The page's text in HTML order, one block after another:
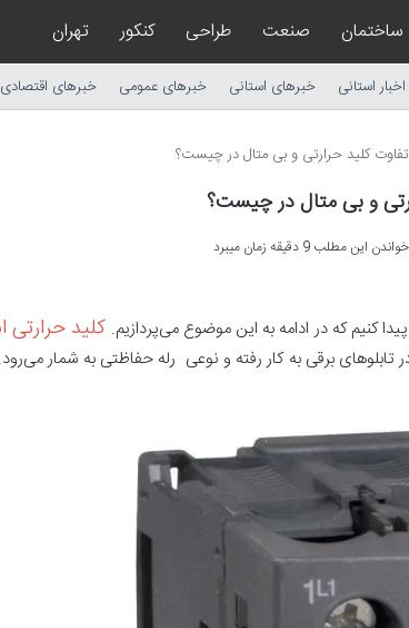
ساختمان صنعت طراحی کنکور تهران
استانی خبرهای استانی خبرهای عمومی خبرهای اقتصادی
تفاوت کلید حرارتی و بی متال در چیست؟
و بی متال در چیست؟
خواندن این مطلب 9 دقیقه زمان میبرد
کنیم که در ادامه به این موضوع می‌پردازیم. کلید حرارتی
تابلوهای برقی به کار رفته و نوعی رله‌ حفاظتی به شمار